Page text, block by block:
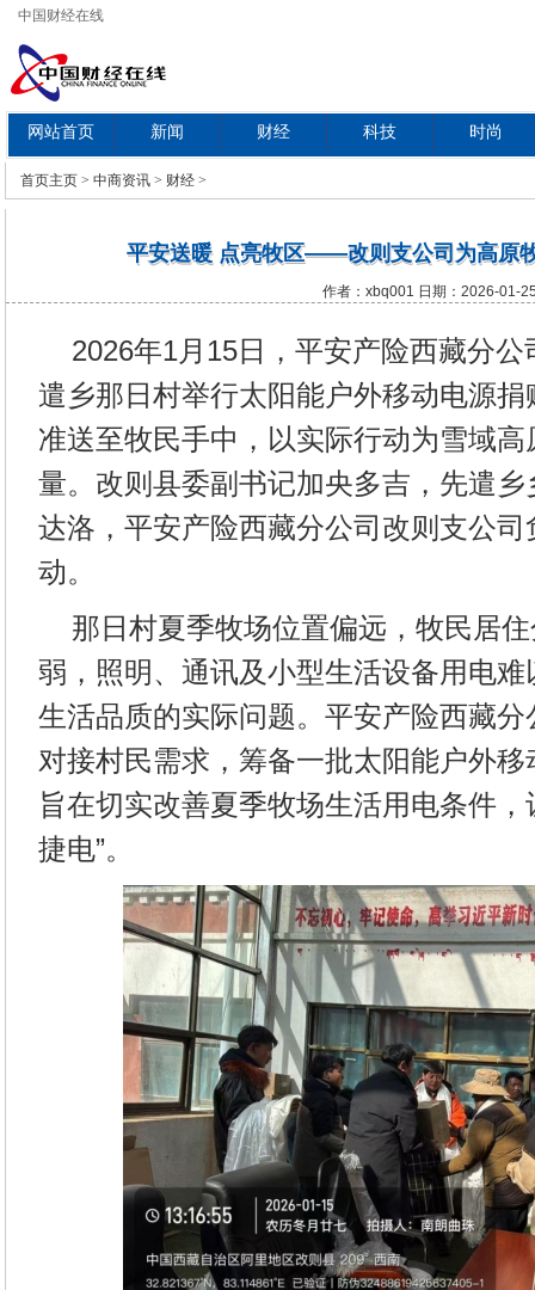
中国财经在线
网站首页 新闻 财经 科技 时尚
教育
首页主页 > 中商资讯 > 财经 >
平安送暖 点亮牧区——改则支公司为高原
作者：xbq001 日期：2026-01-
2026年1月15日，平安产险西藏分
遣乡那日村举行太阳能户外移动电源
准送至牧民手中，以实际行动为雪域
量。改则县委副书记加央多吉，先遣
达洛，平安产险西藏分公司改则支公
动。
那日村夏季牧场位置偏远，牧民居
弱，照明、通讯及小型生活设备用电
生活品质的实际问题。平安产险西藏
对接村民需求，筹备一批太阳能户外
旨在切实改善夏季牧场生活用电条件，
捷电”。